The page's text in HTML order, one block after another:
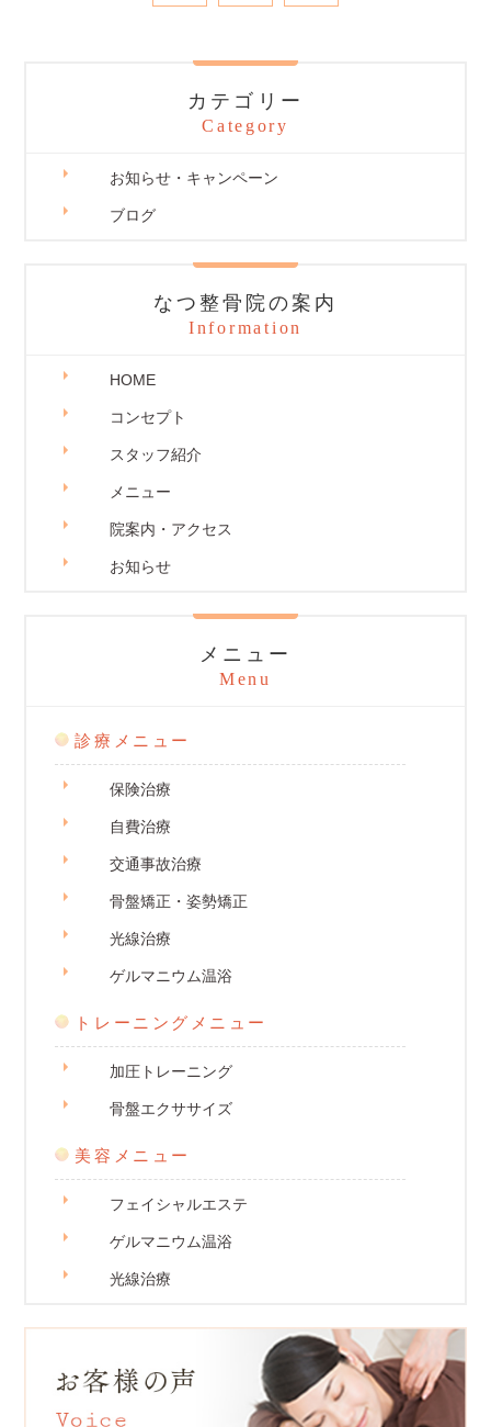
カテゴリー
Category
お知らせ・キャンペーン
ブログ
なつ整骨院の案内
Information
HOME
コンセプト
スタッフ紹介
メニュー
院案内・アクセス
お知らせ
メニュー
Menu
診療メニュー
保険治療
自費治療
交通事故治療
骨盤矯正・姿勢矯正
光線治療
ゲルマニウム温浴
トレーニングメニュー
加圧トレーニング
骨盤エクササイズ
美容メニュー
フェイシャルエステ
ゲルマニウム温浴
光線治療